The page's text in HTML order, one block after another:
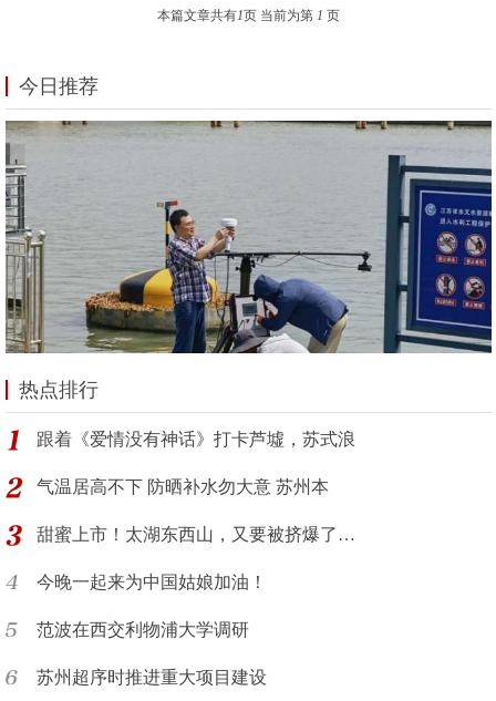
本篇文章共有1页 当前为第 1 页
今日推荐
热点排行
跟着《爱情没有神话》打卡芦墟，苏式浪
气温居高不下 防晒补水勿大意 苏州本
甜蜜上市！太湖东西山，又要被挤爆了…
今晚一起来为中国姑娘加油！
范波在西交利物浦大学调研
苏州超序时推进重大项目建设